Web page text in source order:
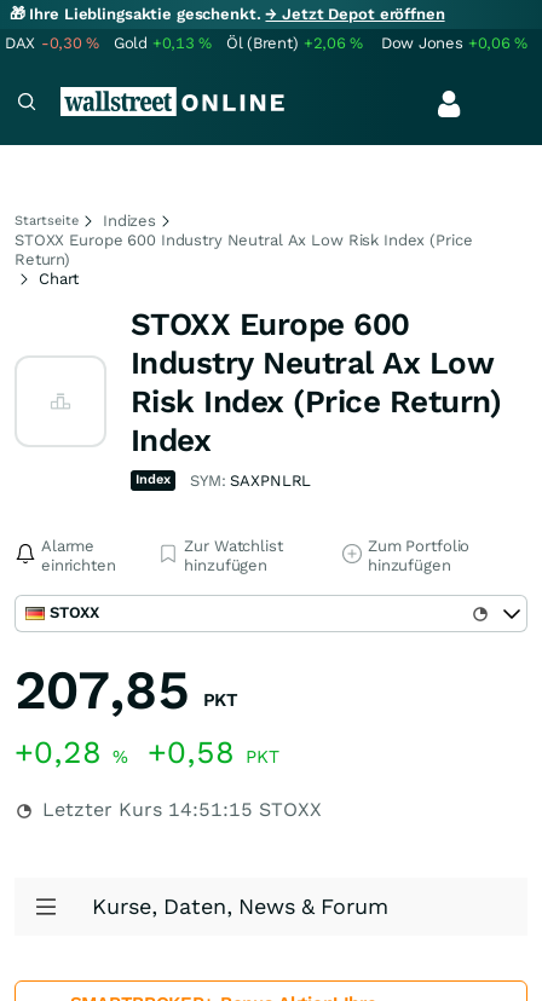
🎁 Ihre Lieblingsaktie geschenkt.→ Jetzt Depot eröffnen
DAX -0,30% Gold +0,13% Öl (Brent) +2,06% Dow Jones +0,06%
Startseite
Indizes
STOXX Europe 600 Industry Neutral Ax Low Risk Index (Price
Return)
Chart
STOXX Europe 600
Industry Neutral Ax Low
Risk Index (Price Return)
Index
Index SYM:SAXPNLRL
Alarme
einrichten
Zur Watchlist
hinzufügen
Zum Portfolio
hinzufügen
STOXX
207,85 PKT
+0,28 % +0,58 PKT
Letzter Kurs 14:51:15 STOXX
Kurse, Daten, News & Forum